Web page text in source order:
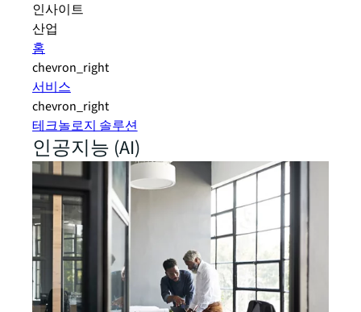
인사이트
산업
홈
chevron_right
서비스
chevron_right
테크놀로지 솔루션
인공지능 (AI)